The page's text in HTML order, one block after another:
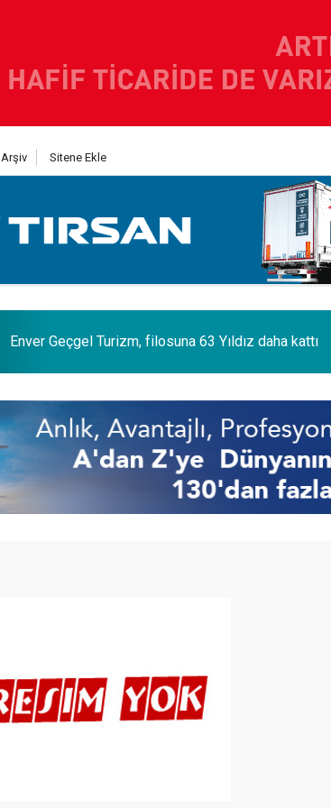
Arşiv Sitene Ekle
Lojistik sektörünün acı kaybı; Cihan Yıldıran vefat etti